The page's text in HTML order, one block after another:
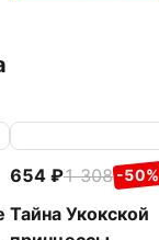
654 1 308 -50%
Тайна Укокской